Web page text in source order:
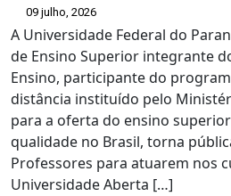
09 julho, 2026
A Universidade Federal do
de Ensino Superior integrante
Ensino, participante do
distância instituído pelo
para a oferta do ensino
qualidade no Brasil, torna
Professores para atuarem nos
Universidade Aberta […]